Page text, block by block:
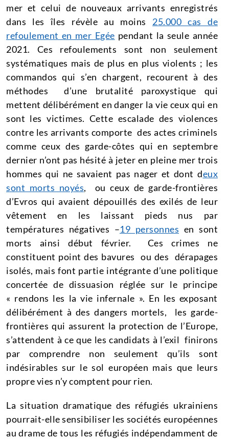
mer et celui de nouveaux arrivants enregistrés
dans les îles révèle au moins 25.000 cas de
refoulement en mer Egée pendant la seule année
2021. Ces refoulements sont non seulement
systématiques mais de plus en plus violents ; les
commandos qui s’en chargent, recourent à des
méthodes d’une brutalité paroxystique qui
mettent délibérément en danger la vie ceux qui en
sont les victimes. Cette escalade des violences
contre les arrivants comporte des actes criminels
comme ceux des garde-côtes qui en septembre
dernier n’ont pas hésité à jeter en pleine mer trois
hommes qui ne savaient pas nager et dont deux
sont morts noyés, ou ceux de garde-frontières
d’Evros qui avaient dépouillés des exilés de leur
vêtement en les laissant pieds nus par
températures négatives –19 personnes en sont
morts ainsi début février. Ces crimes ne
constituent point des bavures ou des dérapages
isolés, mais font partie intégrante d’une politique
concertée de dissuasion réglée sur le principe
« rendons les la vie infernale ». En les exposant
délibérément à des dangers mortels, les garde-
frontières qui assurent la protection de l’Europe,
s’attendent à ce que les candidats à l’exil finirons
par comprendre non seulement qu’ils sont
indésirables sur le sol européen mais que leurs
propre vies n’y comptent pour rien.
La situation dramatique des réfugiés ukrainiens
pourrait-elle sensibiliser les sociétés européennes
au drame de tous les réfugiés indépendamment de